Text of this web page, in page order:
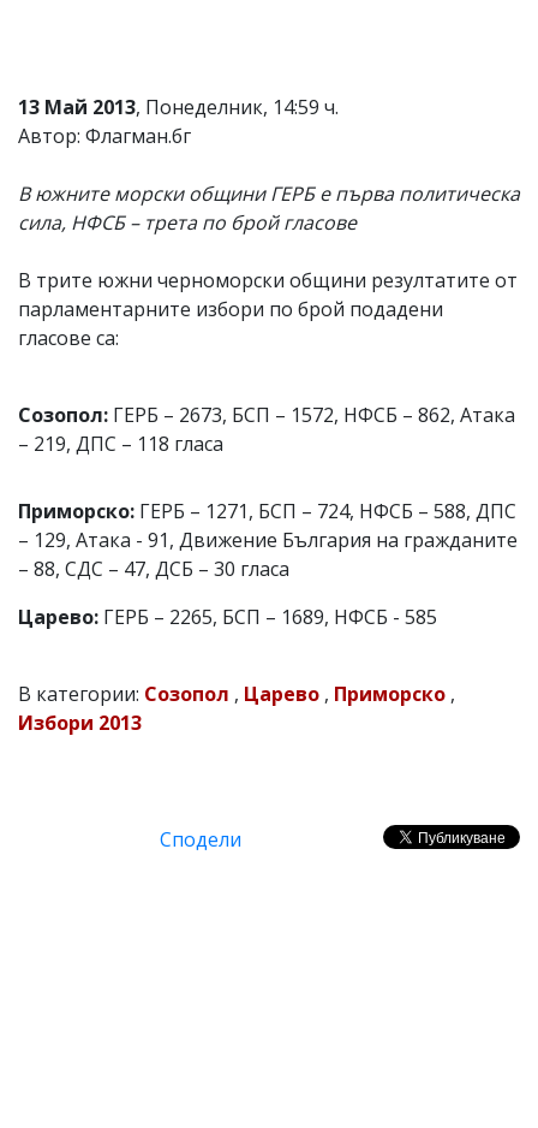
въвеждат
от
редакцията
не
за
тях!
откриете
вас
коментар,
ни!
13 Май 2013, Понеделник, 14:59 ч.
Автор: Флагман.бг
В южните морски общини ГЕРБ е първа политическа
сила, НФСБ – трета по брой гласове
В трите южни черноморски общини резултатите от
парламентарните избори по брой подадени
гласове са:
Созопол: ГЕРБ – 2673, БСП – 1572, НФСБ – 862, Атака
– 219, ДПС – 118 гласа
Приморско: ГЕРБ – 1271, БСП – 724, НФСБ – 588, ДПС
– 129, Атака - 91, Движение България на гражданите
– 88, СДС – 47, ДСБ – 30 гласа
Царево: ГЕРБ – 2265, БСП – 1689, НФСБ - 585
В категории: Созопол , Царево , Приморско ,
Избори 2013
Сподели